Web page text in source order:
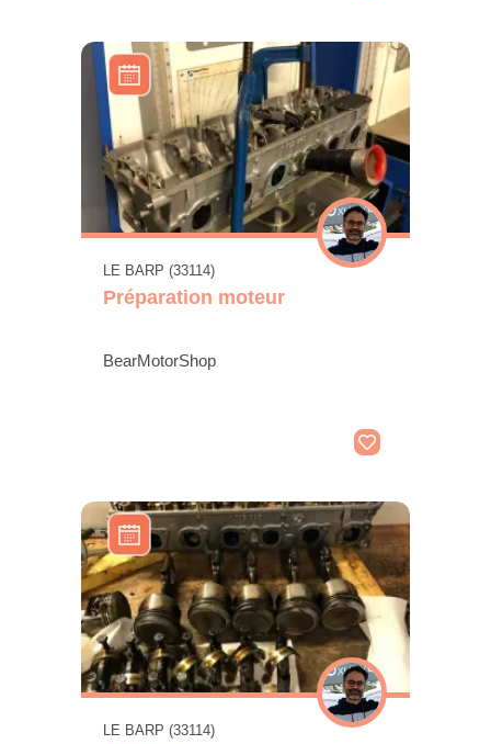
LE BARP (33114)
Préparation moteur
BearMotorShop
LE BARP (33114)